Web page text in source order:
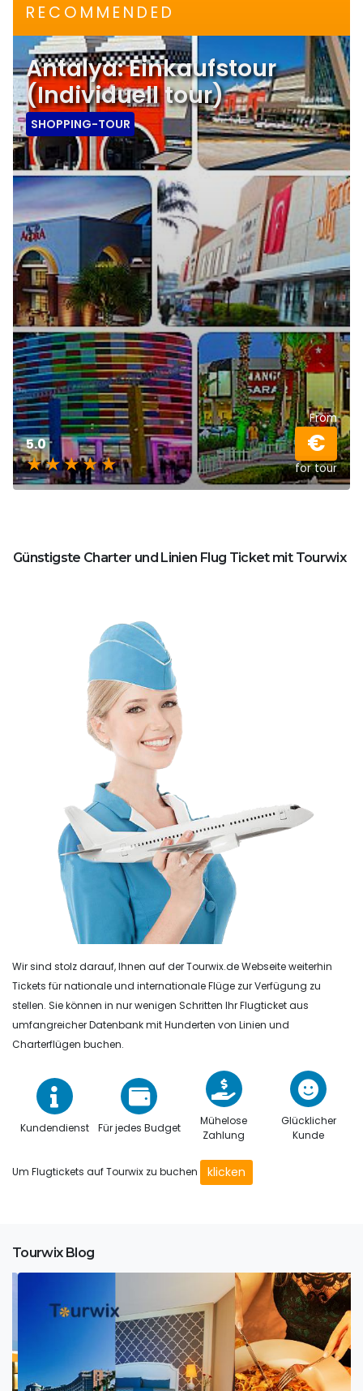
RECOMMENDED
Antalya: Einkaufstour
(Individuell tour)
SHOPPING-TOUR
5.0
From
€
for tour
Günstigste Charter und Linien Flug Ticket mit Tourwix
Wir sind stolz darauf, Ihnen auf der Tourwix.de Webseite weiterhin
Tickets für nationale und internationale Flüge zur Verfügung zu
stellen. Sie können in nur wenigen Schritten Ihr Flugticket aus
umfangreicher Datenbank mit Hunderten von Linien und
Charterflügen buchen.
Kundendienst Für jedes Budget
Mühelose
Zahlung
Glücklicher
Kunde
Um Flugtickets auf Tourwix zu buchen klicken
Tourwix Blog
Tourwix Travel: Ihr Reisepartner für unvergessliche
Urlaubserlebnisse
Inmitten der atemberaubenden Küstenlandschaft der
türkischen Riviera e...